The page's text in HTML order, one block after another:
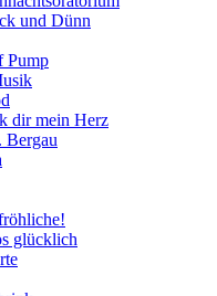
und Dünn
Pump
dir mein Herz
Bergau
glücklich